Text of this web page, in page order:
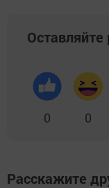
Оставляйте
0 0
Расскажите